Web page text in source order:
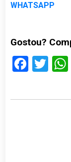
WHATSAPP
Gostou?